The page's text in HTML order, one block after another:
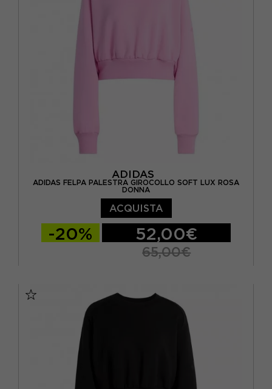
ADIDAS
ADIDAS FELPA PALESTRA GIROCOLLO SOFT LUX ROSA
DONNA
ACQUISTA
-20% 52,00€
65,00€